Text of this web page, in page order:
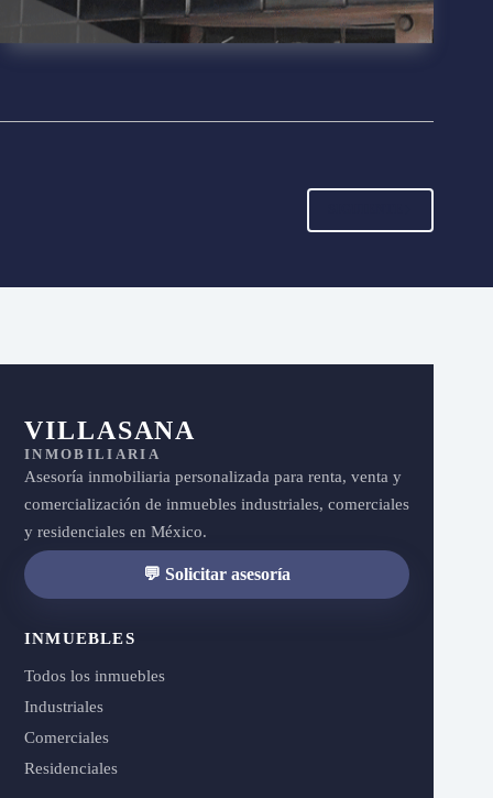
VILLASANA
INMOBILIARIA
Asesoría inmobiliaria personalizada para renta, venta y
comercialización de inmuebles industriales, comerciales
y residenciales en México.
💬 Solicitar asesoría
INMUEBLES
Todos los inmuebles
Industriales
Comerciales
Residenciales